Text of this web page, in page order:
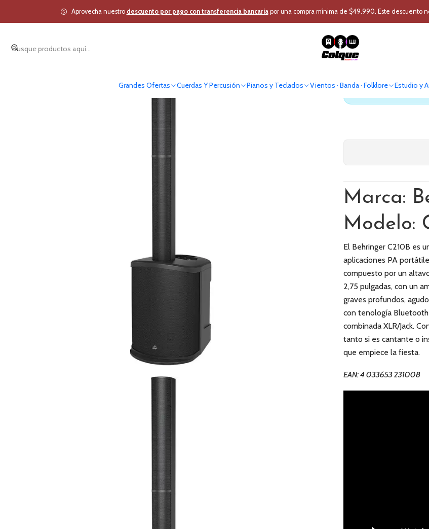
Grandes Ofertas Cuerdas Y Percusión Pianos y Teclados Vientos · Banda · Folklore Estudio y
Aprovecha nuestro descuento por pago con transferencia bancariapor una compra mínima de $49.990. Este descuento
Inicio Estudio y Audio Pro Audio Profesional Caja Acústica Caja Activa
Antes de
Marca:
Modelo:
El Behringer C210B es
aplicaciones PA
compuesto por un
2,75 pulgadas, con un
graves profundos,
con tenología
combinada XLR/Jack.
tanto si es cantante o
que empiece la fiesta.
EAN: 4 033653 231008